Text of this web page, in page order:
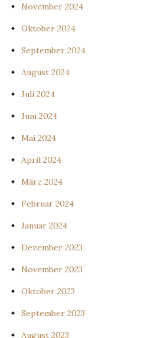
November 2024
Oktober 2024
September 2024
August 2024
Juli 2024
Juni 2024
Mai 2024
April 2024
März 2024
Februar 2024
Januar 2024
Dezember 2023
November 2023
Oktober 2023
September 2023
August 2023